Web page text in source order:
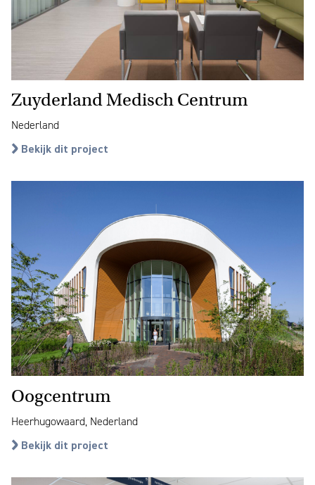
Zuyderland Medisch Centrum
Nederland
Bekijk dit project
Oogcentrum
Heerhugowaard, Nederland
Bekijk dit project